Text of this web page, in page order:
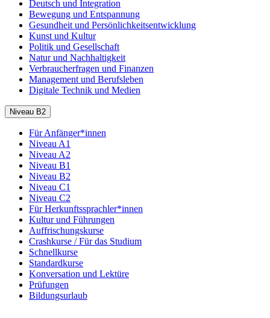
Deutsch und Integration
Bewegung und Entspannung
Gesundheit und Persönlichkeitsentwicklung
Kunst und Kultur
Politik und Gesellschaft
Natur und Nachhaltigkeit
Verbraucherfragen und Finanzen
Management und Berufsleben
Digitale Technik und Medien
Niveau B2
Für Anfänger*innen
Niveau A1
Niveau A2
Niveau B1
Niveau B2
Niveau C1
Niveau C2
Für Herkunftssprachler*innen
Kultur und Führungen
Auffrischungskurse
Crashkurse / Für das Studium
Schnellkurse
Standardkurse
Konversation und Lektüre
Prüfungen
Bildungsurlaub